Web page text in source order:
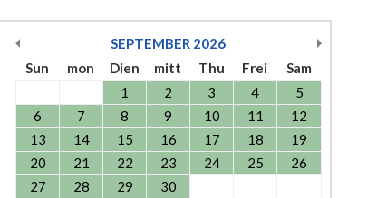
SEPTEMBER 2026
Sun
mon Dien mitt Thu Frei
Sam
1
2 3 4
5
6
7 8 9 10 11
12
13
14 15 16 17 18
19
20
21 22 23 24 25
26
27
28 29 30